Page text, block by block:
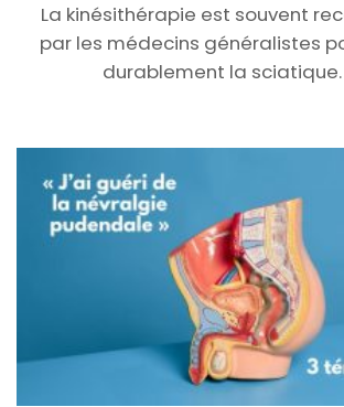
La kinésithérapie est souvent
par les médecins généralistes
durablement la sciatique.